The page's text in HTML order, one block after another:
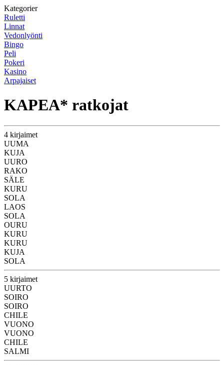
Kategorier
Ruletti
Linnat
Vedonlyönti
Bingo
Peli
Pokeri
Kasino
Arpajaiset
KAPEA* ratkojat
4 kirjaimet
UUMA
KUJA
UURO
RAKO
SÄLE
KURU
SOLA
LAOS
SOLA
OURU
KURU
KURU
KUJA
SOLA
5 kirjaimet
UURTO
SOIRO
SOIRO
CHILE
VUONO
VUONO
CHILE
SALMI